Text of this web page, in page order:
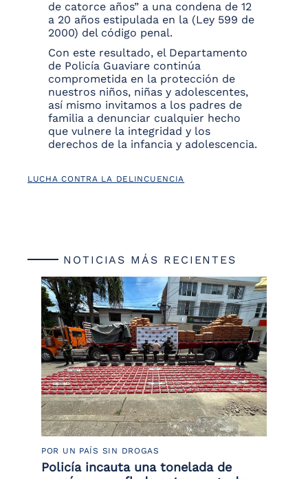
de catorce años” a una condena de 12
a 20 años estipulada en la (Ley 599 de
2000) del código penal.
Con este resultado, el Departamento
de Policía Guaviare continúa
comprometida en la protección de
nuestros niños, niñas y adolescentes,
así mismo invitamos a los padres de
familia a denunciar cualquier hecho
que vulnere la integridad y los
derechos de la infancia y adolescencia.
LUCHA CONTRA LA DELINCUENCIA
NOTICIAS MÁS RECIENTES
POR UN PAÍS SIN DROGAS
Policía incauta una tonelada de